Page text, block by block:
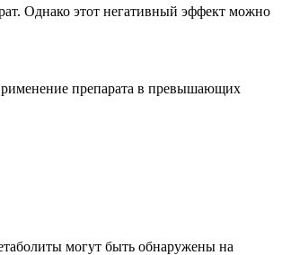
Однако этот негативный эффект можно
препарата в превышающих
могут быть обнаружены на